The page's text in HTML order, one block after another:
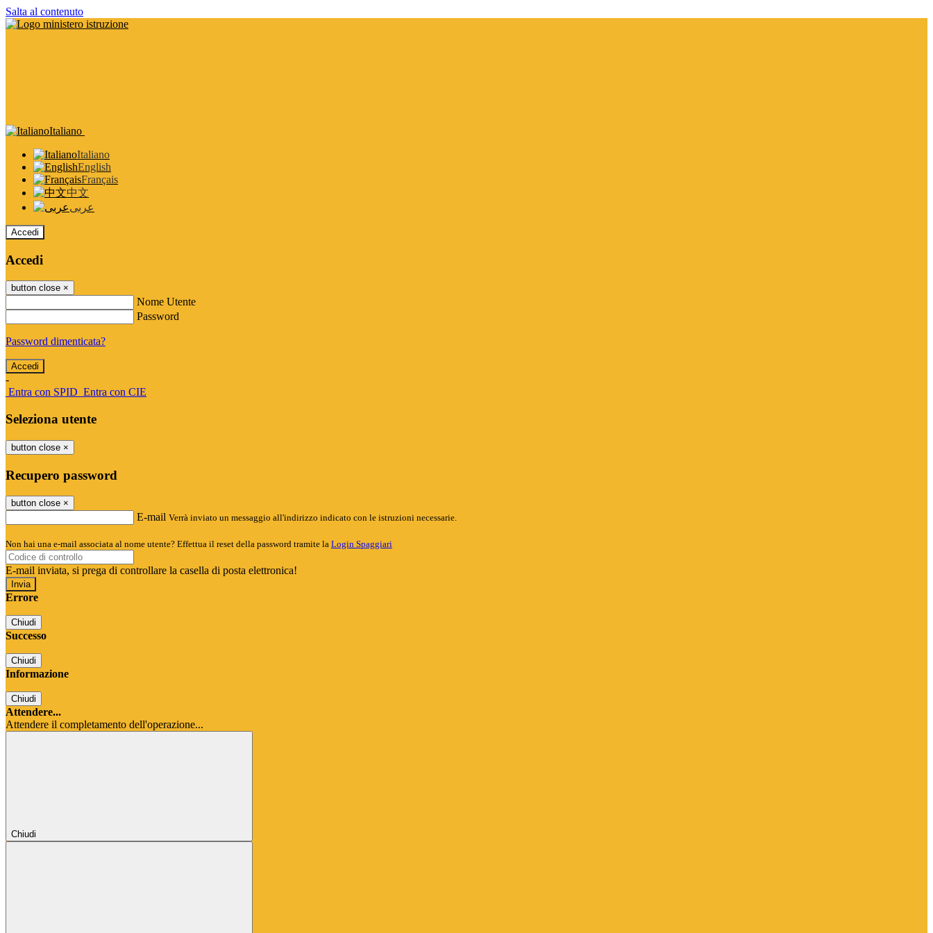
Salta al contenuto
Italiano
Italiano
English
Français
中文
عربى
Accedi
Accedi
button close ×
Nome Utente
Password
Password dimenticata?
-
Entra con SPID Entra con CIE
Seleziona utente
button close ×
Recupero password
button close ×
E-mail Verrà inviato un messaggio all'indirizzo indicato con le istruzioni necessarie.
Non hai una e-mail associata al nome utente? Effettua il reset della password tramite la Login Spaggiari
E-mail inviata, si prega di controllare la casella di posta elettronica!
Errore
Chiudi
Successo
Chiudi
Informazione
Chiudi
Attendere...
Attendere il completamento dell'operazione...
Chiudi